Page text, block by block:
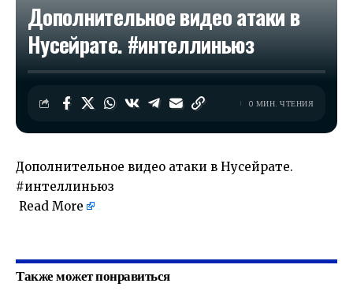
Дополнительное видео атаки в
Нусейрате. #интеллиньюз
0 МИН. ЧТЕНИЯ
Дополнительное видео атаки в Нусейрате.
#интеллиньюз
Read More
Также может понравиться